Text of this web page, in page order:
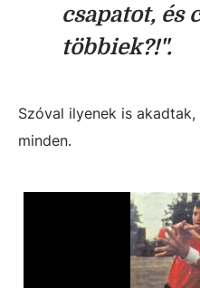
csapatot, és
többiek?!".
Szóval ilyenek is
minden.